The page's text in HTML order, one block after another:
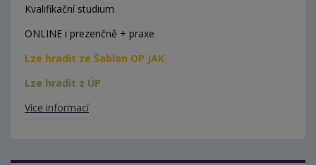
Kvalifikační studium
ONLINE i prezenčně + praxe
Lze hradit ze Šablon OP JAK
Lze hradit z ÚP
Více informací